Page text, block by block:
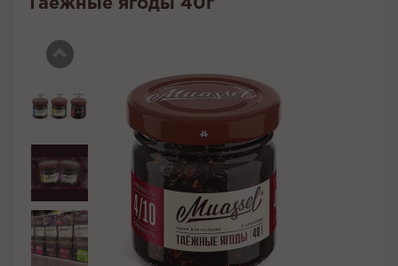
Таежные ягоды 40г